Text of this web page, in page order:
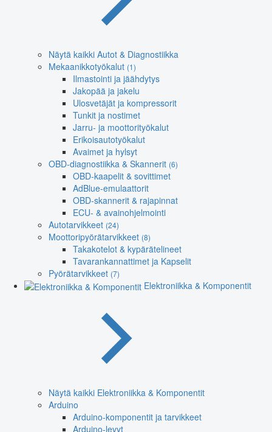
Näytä kaikki Autot & Diagnostiikka
Mekaanikkotyökalut (1)
Ilmastointi ja jäähdytys
Jakopää ja jakelu
Ulosvetäjät ja kompressorit
Tunkit ja nostimet
Jarru- ja moottorityökalut
Erikoisautotyökalut
Avaimet ja hylsyt
OBD-diagnostiikka & Skannerit (6)
OBD-kaapelit & sovittimet
AdBlue-emulaattorit
OBD-skannerit & rajapinnat
ECU- & avainohjelmointi
Autotarvikkeet (24)
Moottoripyörätarvikkeet (8)
Takakotelot & kypärätelineet
Tavarankannattimet ja Kapselit
Pyörätarvikkeet (7)
Elektroniikka & Komponentit
Näytä kaikki Elektroniikka & Komponentit
Arduino
Arduino-komponentit ja tarvikkeet
Arduino-levyt